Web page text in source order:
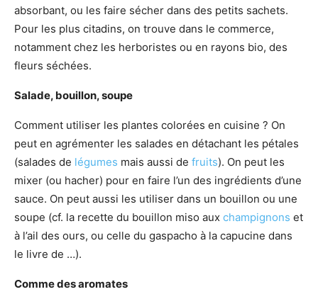
absorbant, ou les faire sécher dans des petits sachets.
Pour les plus citadins, on trouve dans le commerce,
notamment chez les herboristes ou en rayons bio, des
fleurs séchées.
Salade, bouillon, soupe
Comment utiliser les plantes colorées en cuisine ? On
peut en agrémenter les salades en détachant les pétales
(salades de légumes mais aussi de fruits). On peut les
mixer (ou hacher) pour en faire l’un des ingrédients d’une
sauce. On peut aussi les utiliser dans un bouillon ou une
soupe (cf. la recette du bouillon miso aux champignons et
à l’ail des ours, ou celle du gaspacho à la capucine dans
le livre de …).
Comme des aromates